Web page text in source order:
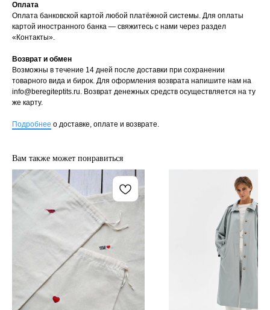
Оплата
Оплата банковской картой любой платёжной системы. Для оплаты
картой иностранного банка — свяжитесь с нами через раздел
«Контакты».
Возврат и обмен
Возможны в течение 14 дней после доставки при сохранении
товарного вида и бирок. Для оформления возврата напишите нам на
info@beregiteptits.ru. Возврат денежных средств осуществляется на ту
же карту.
Подробнее о доставке, оплате и возврате.
Вам также может понравиться